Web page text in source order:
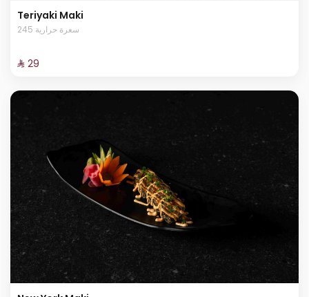
Teriyaki Maki
245 سعرة حرارية
⁨⁦‪‬ 29⁩